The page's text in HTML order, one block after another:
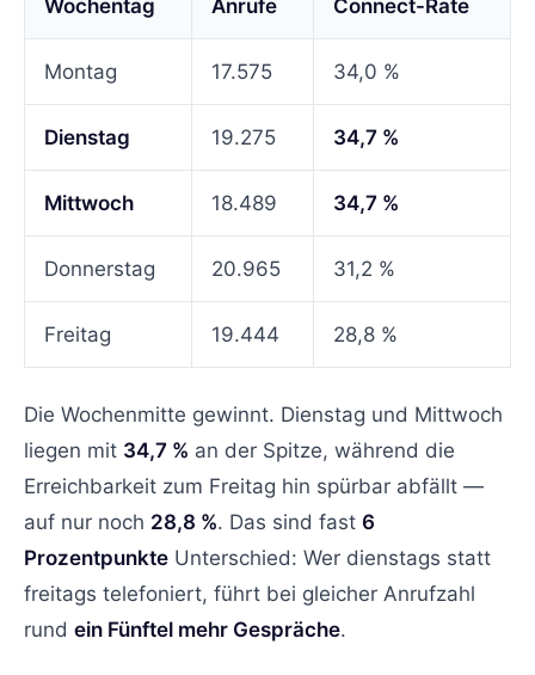
Wochentag Anrufe Connect-Rate
Montag 17.575 34,0 %
Dienstag 19.275 34,7 %
Mittwoch 18.489 34,7 %
Donnerstag 20.965 31,2 %
Freitag 19.444 28,8 %
Die Wochenmitte gewinnt. Dienstag und Mittwoch
liegen mit 34,7 % an der Spitze, während die
Erreichbarkeit zum Freitag hin spürbar abfällt —
auf nur noch 28,8 %. Das sind fast 6
Prozentpunkte Unterschied: Wer dienstags statt
freitags telefoniert, führt bei gleicher Anrufzahl
rund ein Fünftel mehr Gespräche.